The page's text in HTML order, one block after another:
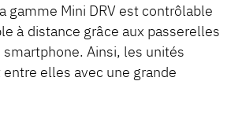
gamme Mini DRV est contrôlable
à distance grâce aux passerelles
Ainsi, les unités
elles avec une grande